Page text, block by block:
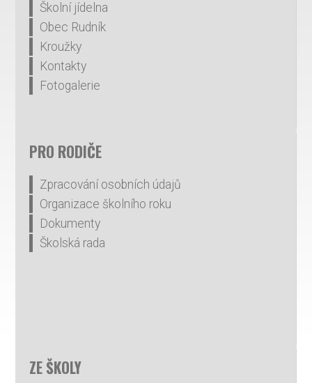
Školní jídelna
Obec Rudník
Kroužky
Kontakty
Fotogalerie
PRO RODIČE
Zpracování osobních údajů
Organizace školního roku
Dokumenty
Školská rada
ZE ŠKOLY